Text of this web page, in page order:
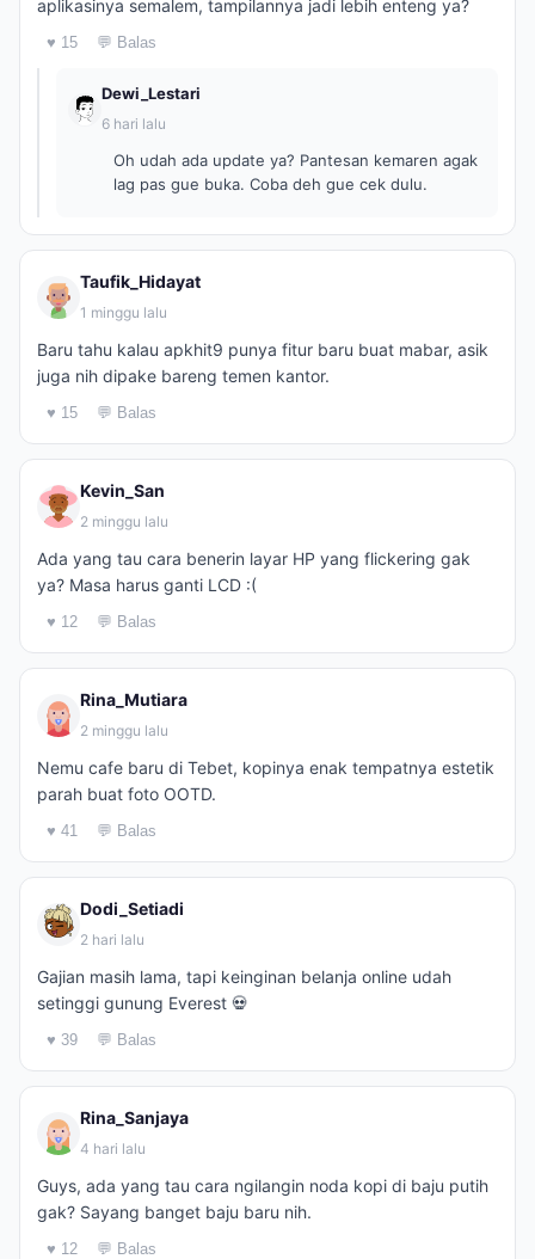
aplikasinya semalem, tampilannya jadi lebih enteng ya?
♥ 15 💬 Balas
Dewi_Lestari
6 hari lalu
Oh udah ada update ya? Pantesan kemaren agak
lag pas gue buka. Coba deh gue cek dulu.
Taufik_Hidayat
1 minggu lalu
Baru tahu kalau apkhit9 punya fitur baru buat mabar, asik
juga nih dipake bareng temen kantor.
♥ 15 💬 Balas
Kevin_San
2 minggu lalu
Ada yang tau cara benerin layar HP yang flickering gak
ya? Masa harus ganti LCD :(
♥ 12 💬 Balas
Rina_Mutiara
2 minggu lalu
Nemu cafe baru di Tebet, kopinya enak tempatnya estetik
parah buat foto OOTD.
♥ 41 💬 Balas
Dodi_Setiadi
2 hari lalu
Gajian masih lama, tapi keinginan belanja online udah
setinggi gunung Everest 💀
♥ 39 💬 Balas
Rina_Sanjaya
4 hari lalu
Guys, ada yang tau cara ngilangin noda kopi di baju putih
gak? Sayang banget baju baru nih.
♥ 12 💬 Balas